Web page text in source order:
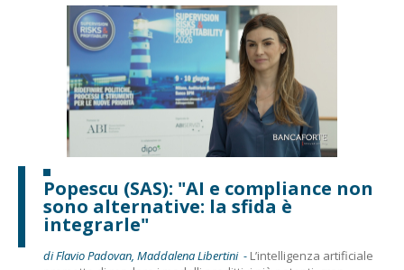
Popescu (SAS): "AI e compliance non
sono alternative: la sfida è
integrarle"
di Flavio Padovan, Maddalena Libertini - L’intelligenza artificiale